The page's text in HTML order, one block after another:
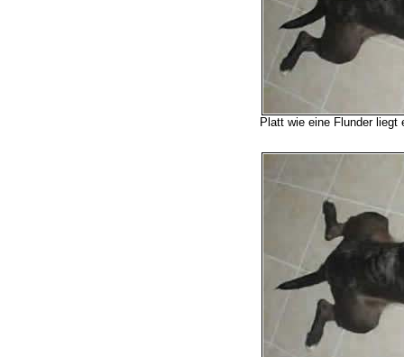
Platt wie eine Flunder liegt